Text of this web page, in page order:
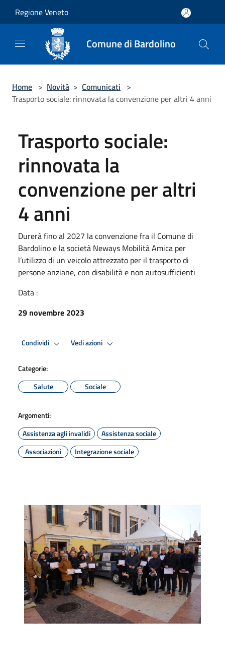
Regione Veneto
Comune di Bardolino
Home > Novità > Comunicati >
Trasporto sociale: rinnovata la convenzione per altri 4 anni
Trasporto sociale:
rinnovata la
convenzione per altri
4 anni
Durerà fino al 2027 la convenzione fra il Comune di
Bardolino e la società Neways Mobilità Amica per
l’utilizzo di un veicolo attrezzato per il trasporto di
persone anziane, con disabilità e non autosufficienti
Data :
29 novembre 2023
Condividi Vedi azioni
Categorie:
Salute
Sociale
Argomenti:
Assistenza agli invalidi
Assistenza sociale
Associazioni
Integrazione sociale